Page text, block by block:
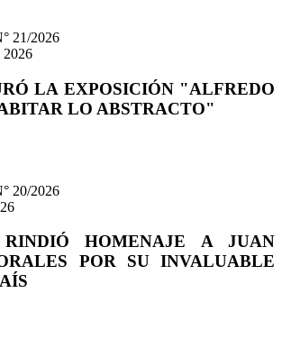
21/2026
2026
LA EXPOSICIÓN "ALFREDO
LO ABSTRACTO"
20/2026
HOMENAJE A JUAN
POR SU INVALUABLE